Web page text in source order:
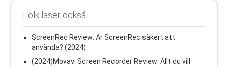
Folk läser också
ScreenRec Review: Är ScreenRec säkert att
använda? (2024)
(2024)Movavi Screen Recorder Review: Allt du vill